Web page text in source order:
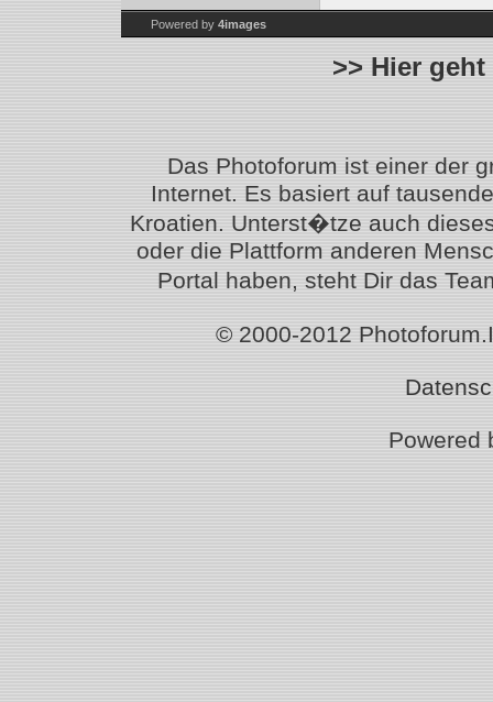
Powered by 4images
>> Hier
Das Photoforum ist einer der
Internet. Es basiert auf
Kroatien. Unterst�tze auch
oder die Plattform anderen
Portal haben, steht Dir das
© 2000-2012
Powered